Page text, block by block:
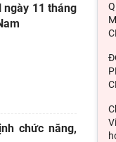
ngày 11 tháng
chức năng,